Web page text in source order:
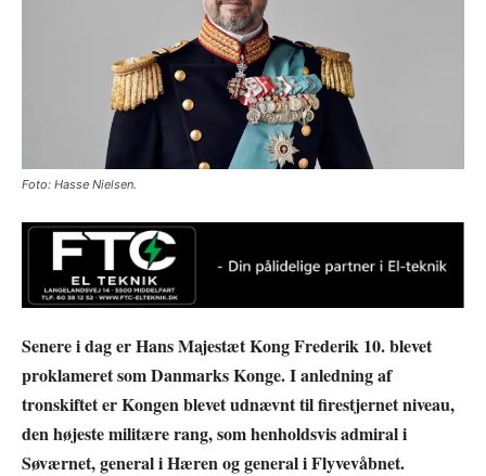
Foto: Hasse Nielsen.
Senere i dag er Hans Majestæt Kong Frederik 10. blevet
proklameret som Danmarks Konge. I anledning af
tronskiftet er Kongen blevet udnævnt til firestjernet niveau,
den højeste militære rang, som henholdsvis admiral i
Søværnet, general i Hæren og general i Flyvevåbnet.